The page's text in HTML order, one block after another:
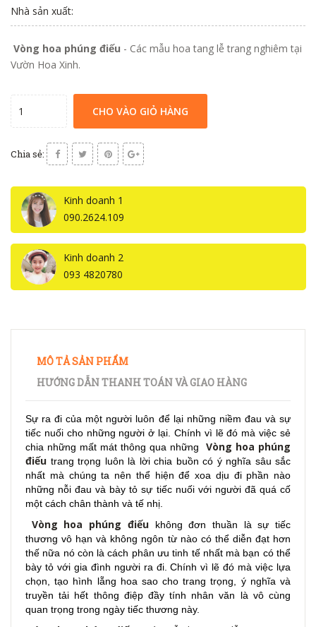
Nhà sản xuất:
Vòng hoa phúng điếu - Các mẫu hoa tang lễ trang nghiêm tại
Vườn Hoa Xinh.
CHO VÀO GIỎ HÀNG
Chia sẻ:
Kinh doanh 1
090.2624.109
Kinh doanh 2
093 4820780
MÔ TẢ SẢN PHẨM
HƯỚNG DẪN THANH TOÁN VÀ GIAO HÀNG
Sự ra đi của một người luôn để lại những niềm đau và sự
tiếc nuối cho những người ở lại. Chính vì lẽ đó mà việc sẻ
chia những mất mát thông qua những
Vòng hoa phúng
điếu trang trọng luôn là lời chia buồn có ý nghĩa sâu sắc
nhất mà chúng ta nên thể hiện để xoa dịu đi phần nào
những nỗi đau và bày tỏ sự tiếc nuối với người đã quá cố
một cách chân thành và tế nhị.
Vòng hoa phúng điếukhông đơn thuần là sự tiếc
thương vô hạn và không ngôn từ nào có thể diễn đạt hơn
thế nữa nó còn là cách phân ưu tinh tế nhất mà bạn có thể
bày tỏ với gia đình người ra đi. Chính vì lẽ đó mà việc lựa
chọn, tạo hình lẵng hoa sao cho trang trọng, ý nghĩa và
truyền tải hết thông điệp đầy tính nhân văn là vô cùng
quan trọng trong ngày tiếc thương này.